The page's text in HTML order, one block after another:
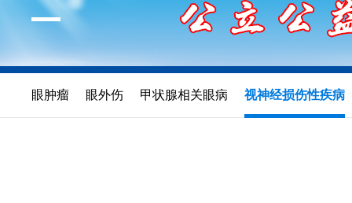
眼肿瘤 眼外伤 甲状腺相关眼病 视神经损伤性疾病